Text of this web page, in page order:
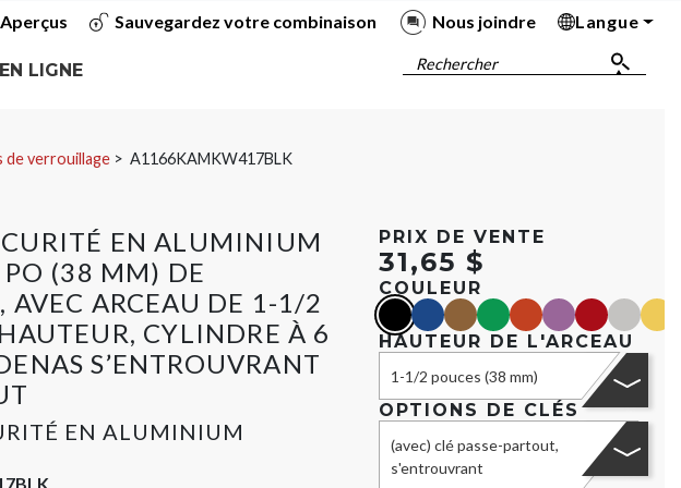
Aperçus Sauvegardez votre combinaison Nous joindre
Langue
Rechercher
EN LIGNE
de verrouillage A1166KAMKW417BLK
EN ALUMINIUM
(38 MM) DE
AVEC ARCEAU DE 1-1/2
CYLINDRE À 6
S’ENTROUVRANT
EN ALUMINIUM
PRIX DE VENTE
31,65 $
COULEUR
blackblueMarrongreenorangepurplered Argent
HAUTEUR DE L'ARCEAU
1-1/2 pouces (38 mm)
OPTIONS DE CLÉS
(avec) clé passe-partout,
s'entrouvrant